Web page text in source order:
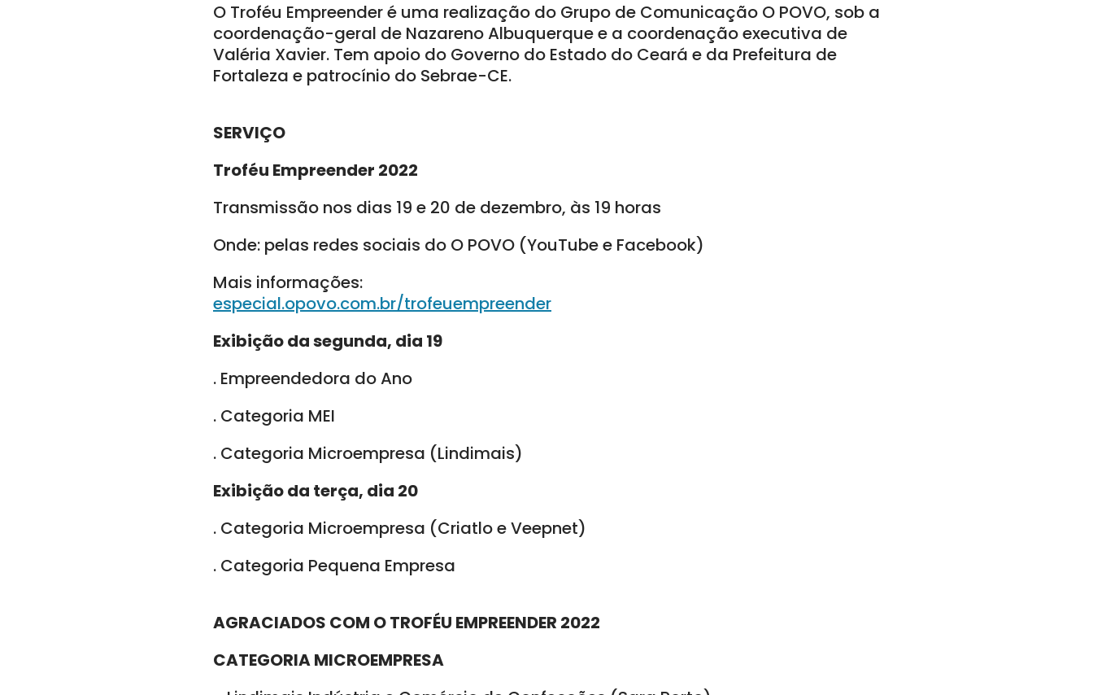
O Troféu Empreender é uma realização do Grupo de Comunicação O POVO, sob a
coordenação-geral de Nazareno Albuquerque e a coordenação executiva de
Valéria Xavier. Tem apoio do Governo do Estado do Ceará e da Prefeitura de
Fortaleza e patrocínio do Sebrae-CE.
SERVIÇO
Troféu Empreender 2022
Transmissão nos dias 19 e 20 de dezembro, às 19 horas
Onde: pelas redes sociais do O POVO (YouTube e Facebook)
Mais informações:
especial.opovo.com.br/trofeuempreender
Exibição da segunda, dia 19
. Empreendedora do Ano
. Categoria MEI
. Categoria Microempresa (Lindimais)
Exibição da terça, dia 20
. Categoria Microempresa (Criatlo e Veepnet)
. Categoria Pequena Empresa
AGRACIADOS COM O TROFÉU EMPREENDER 2022
CATEGORIA MICROEMPRESA